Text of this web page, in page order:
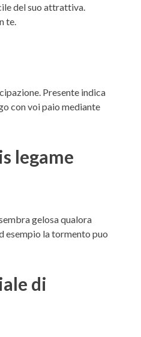
del suo attrattiva.
te.
Presente indica
con voi paio mediante
legame
gelosa qualora
esempio la tormento puo
di